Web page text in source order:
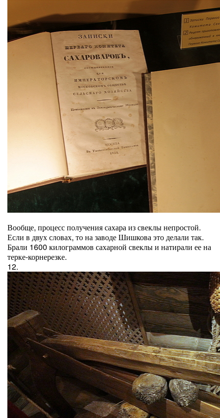
Вообще, процесс получения сахара из свеклы непростой.
Если в двух словах, то на заводе Шишкова это делали так.
Брали 1600 килограммов сахарной свеклы и натирали ее на
терке-корнерезке.
12.